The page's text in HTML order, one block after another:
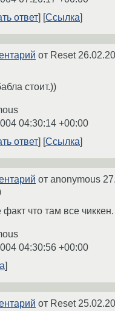
ответ
Ссылка
от Reset
стоит.))
04:30:14 +00:00
ответ
Ссылка
от anonymous
что там все чиккен.
04:30:56 +00:00
от Reset